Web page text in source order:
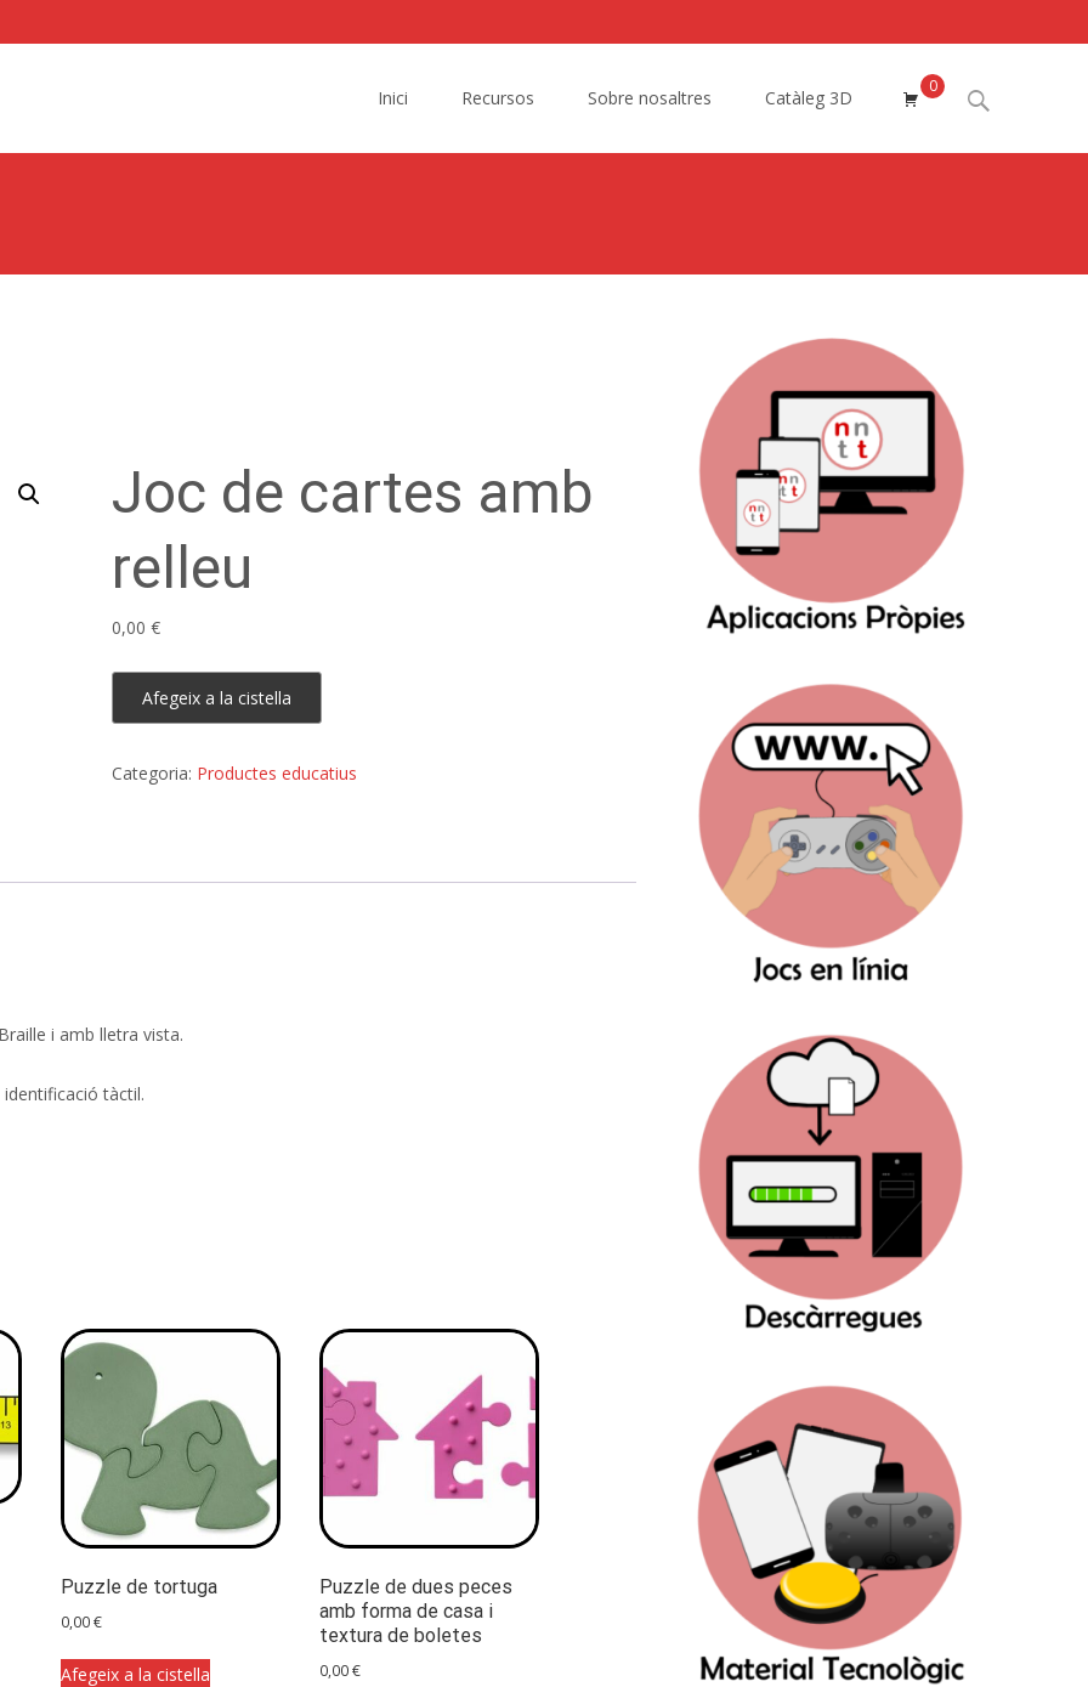
Inici Recursos Sobre nosaltres Catàleg 3D
0
Search
Joc de cartes amb
relleu
0,00 €
quantitat
de
de
Afegeix a la cistella
Categoria: Productes educatius
i amb lletra vista.
tàctil.
Puzzle de tortuga
0,00€
Afegeix a la cistella
Puzzle de dues peces
amb forma de casa i
textura de boletes
0,00€